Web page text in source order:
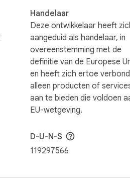
Handelaar
Deze ontwikkelaar heeft
aangeduid als handelaar, in
overeenstemming met de
definitie van de Europese
en heeft zich ertoe
alleen producten of
aan te bieden die voldoen
EU-wetgeving.
D-U-N-S
119297566